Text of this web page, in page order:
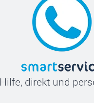
Hilfe, direkt und